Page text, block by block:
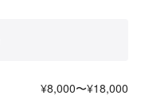
¥8,000〜¥18,000